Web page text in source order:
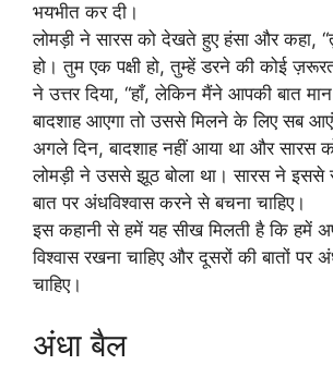
भयभीत कर दी।
लोमड़ी ने सारस को देखते हुए हंसा और कहा,
हो। तुम एक पक्षी हो, तुम्हें डरने की कोई
ने उत्तर दिया, “हाँ, लेकिन मैंने आपकी बात
बादशाह आएगा तो उससे मिलने के लिए सब
अगले दिन, बादशाह नहीं आया था और सारस
लोमड़ी ने उससे झूठ बोला था। सारस ने इससे
बात पर अंधविश्वास करने से बचना चाहिए।
इस कहानी से हमें यह सीख मिलती है कि हमें
विश्वास रखना चाहिए और दूसरों की बातों पर
चाहिए।
अंधा बैल